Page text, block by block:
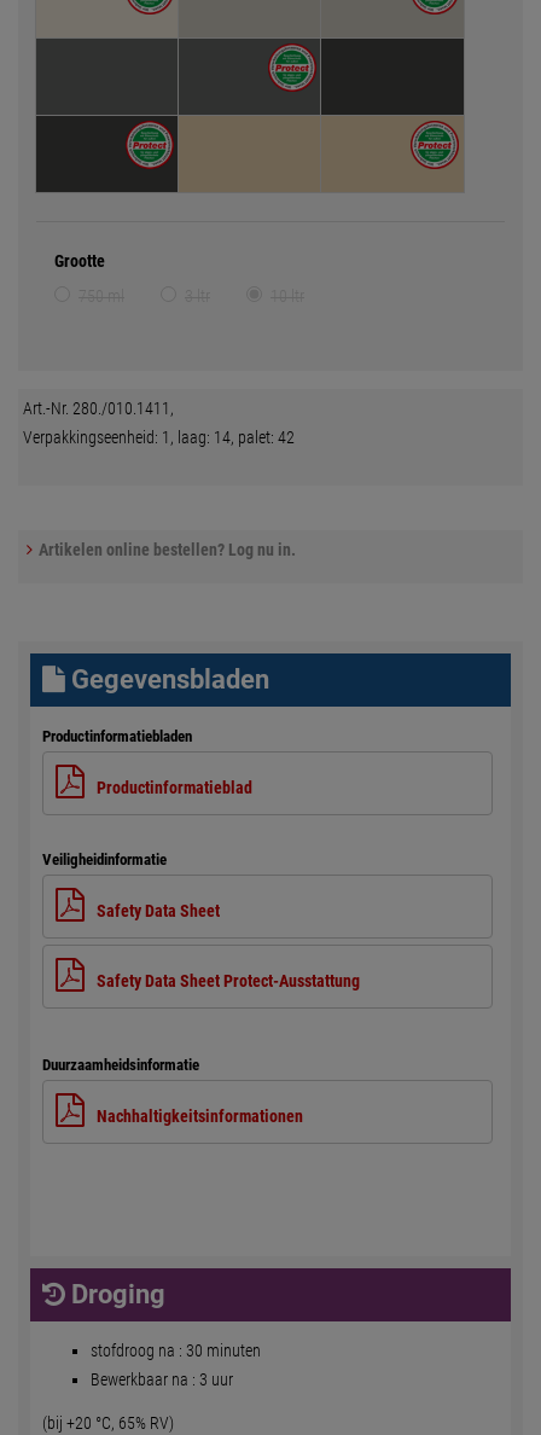
Grootte
Art.-Nr. 280./010.1411,
Verpakkingseenheid: 1, laag: 14, palet: 42
Artikelen online bestellen? Log nu in.
Gegevensbladen
Productinformatiebladen
Productinformatieblad
Veiligheidinformatie
Safety Data Sheet
Safety Data Sheet Protect-Ausstattung
Duurzaamheidsinformatie
Nachhaltigkeitsinformationen
Droging
stofdroog na : 30 minuten
Bewerkbaar na : 3 uur
(bij +20 °C, 65% RV)